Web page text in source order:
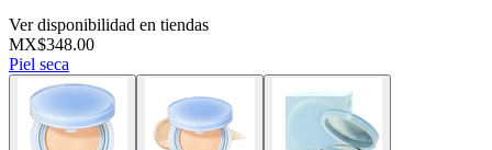
Ver disponibilidad en tiendas
MX$348.00
Piel seca